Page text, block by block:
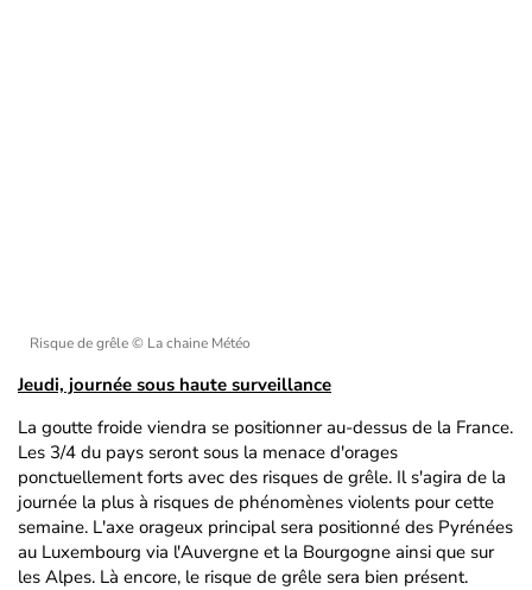
Risque de grêle© La chaine Météo
Jeudi, journée sous haute surveillance
La goutte froide viendra se positionner au-dessus de la France.
Les 3/4 du pays seront sous la menace d'orages
ponctuellement forts avec des risques de grêle. Il s'agira de la
journée la plus à risques de phénomènes violents pour cette
semaine. L'axe orageux principal sera positionné des Pyrénées
au Luxembourg via l'Auvergne et la Bourgogne ainsi que sur
les Alpes. Là encore, le risque de grêle sera bien présent.